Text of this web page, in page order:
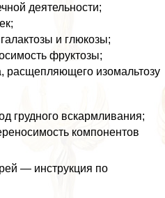
деятельности;
и глюкозы;
фруктозы;
расщепляющего изомальтозу
грудного вскармливания;
компонентов
— инструкция по